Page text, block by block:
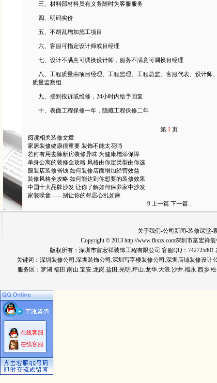
三、材料部材料员有义务随时为客服服务
四、明码实价
五、不胡乱增加施工项目
六、客服可指定设计师或目经理
七、设计不满意可调换设计师，服务不满意可调换目经理
八、工程质量由项目经理、工程监理、工程总监、客服代表、设计师
质量监察组
九、接到投诉或维修，24小时内给予回复
十、表面工程保修一年，隐藏工程保修二年
第 1页
阅读相关装修文章
家居装修健康很重要 装饰不能太花哨
若何有用去除新房装修异味 为健康增添保障
单身公寓的装修全攻略 风格由你定类型由你选
服装店装修省钱 如何装修店面增加经营效益
装修风格全攻略 如何能达到你想要的装修效果
中国十大品牌沙发 让你了解如何保养家中沙发
家装噪音——别让你的邻居心乱如麻
9上一篇 下一篇 :
关于我们-公司新闻-装修课堂-
Copyright © 2013 http://www.fhxzs.com深圳市富宏祥
版权所有：深圳市富宏祥装饰工程有限公司 客服QQ：742725801
关键词： 深圳装修公司 .深圳装饰公司.深圳写字楼装修公司.深圳店铺装修设
服务区：罗湖.福田.南山.宝安.龙岗.盐田.光明.坪山.龙华.大浪.沙井.福永.西乡.
在线客服
在线客服